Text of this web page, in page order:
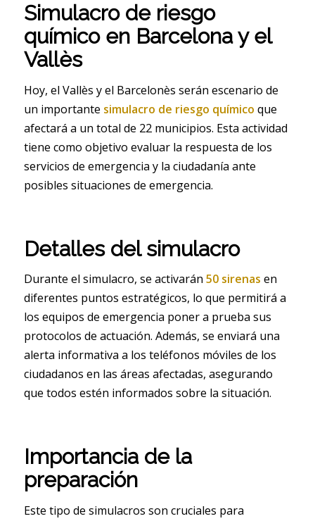
Simulacro de riesgo
químico en Barcelona y el
Vallès
Hoy, el Vallès y el Barcelonès serán escenario de
un importante simulacro de riesgo químico que
afectará a un total de 22 municipios. Esta actividad
tiene como objetivo evaluar la respuesta de los
servicios de emergencia y la ciudadanía ante
posibles situaciones de emergencia.
Detalles del simulacro
Durante el simulacro, se activarán 50 sirenas en
diferentes puntos estratégicos, lo que permitirá a
los equipos de emergencia poner a prueba sus
protocolos de actuación. Además, se enviará una
alerta informativa a los teléfonos móviles de los
ciudadanos en las áreas afectadas, asegurando
que todos estén informados sobre la situación.
Importancia de la
preparación
Este tipo de simulacros son cruciales para